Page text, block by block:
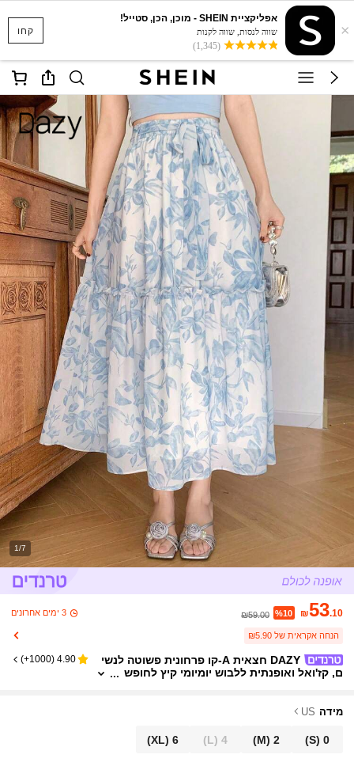
קחו ×
אפליקציית SHEIN - מוכן, הכן, סטייל!
שווה לנסות, שווה לקנות
(1,345)
1/7
₪53.10
%10
₪59.00 3 ימים אחרונים
הנחה אקראית של ₪5.90
DAZY חצאית A-קו פרחונית פשוטה לנשי
ם, קז'ואל ואופנתית ללבוש יומיומי קיץ לחופש
4.90
(
1000+
)
מידה US
0
(S)
2
(M)
4
(L)
6
(XL)